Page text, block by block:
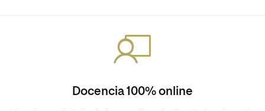
Docencia 100% online